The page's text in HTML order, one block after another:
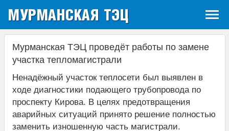
МУРМАНСКАЯ ТЭЦ
Мурманская ТЭЦ проведёт работы по замене
участка тепломагистрали
Ненадёжный участок теплосети был выявлен в
ходе диагностики подающего трубопровода по
проспекту Кирова. В целях предотвращения
аварийных ситуаций принято решение полностью
заменить изношенную часть магистрали.